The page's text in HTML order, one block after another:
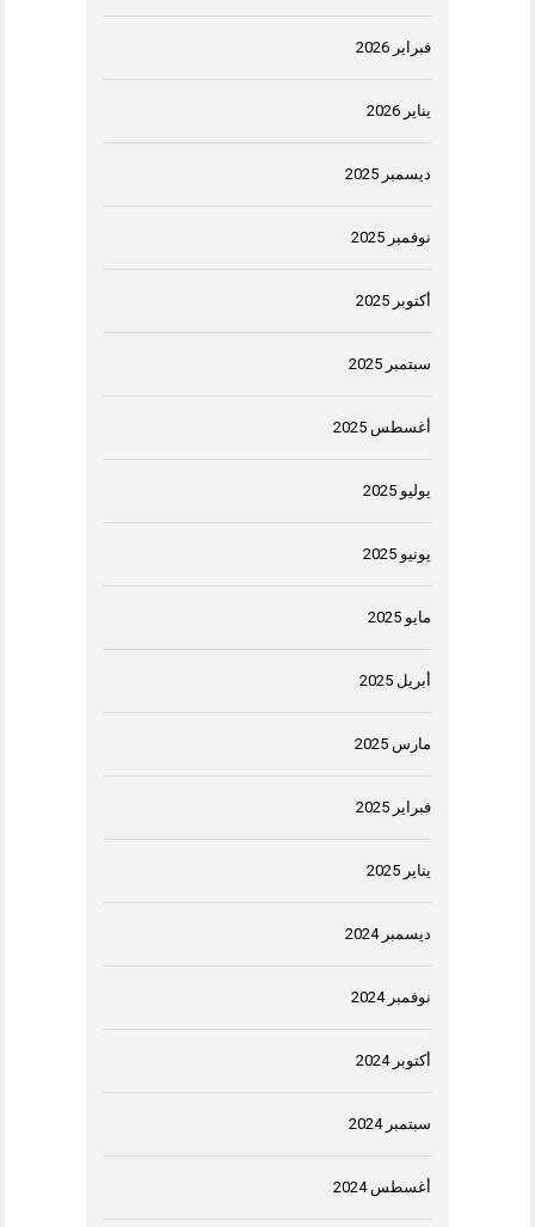
فبراير 2026
يناير 2026
ديسمبر 2025
نوفمبر 2025
أكتوبر 2025
سبتمبر 2025
أغسطس 2025
يوليو 2025
يونيو 2025
مايو 2025
أبريل 2025
مارس 2025
فبراير 2025
يناير 2025
ديسمبر 2024
نوفمبر 2024
أكتوبر 2024
سبتمبر 2024
أغسطس 2024